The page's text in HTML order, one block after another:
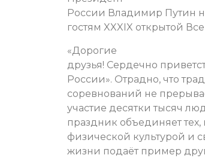
России Владимир Путин
гостям XXXIX открытой
«Дорогие
друзья! Сердечно
России». Отрадно, что
соревнований не
участие десятки тысяч
праздник объединяет
физической культурой и
жизни подаёт пример